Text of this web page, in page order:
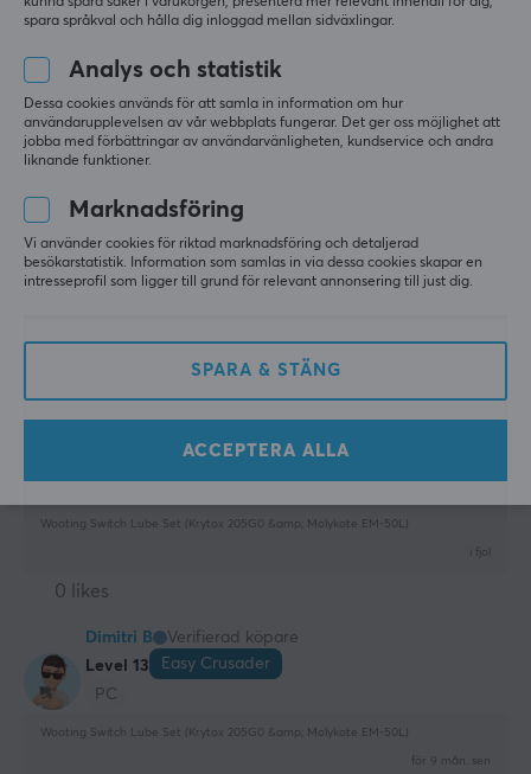
Visa original
1 like
Marjaana S
PC
Bara Krytox räcker
Enligt min åsikt var fettet avsett för stabilisatorerna
för stabilisatorerna än Molykote.
Molykote var enligt min mening för tjockt och
Wooting Switch Lube Set (Krytox 205G0 &amp; Molykote EM-50L)
0 likes
Dimitri B
Verifierad köpare
Level 13
Easy Crusader
PC
Wooting Switch Lube Set (Krytox 205G0 &amp; Molykote EM-50L)
för 9 mån. sen
spara språkval och hålla dig inloggad mellan sidväxlingar.
Analys och statistik
Dessa cookies används för att samla in information om hur
användarupplevelsen av vår webbplats fungerar. Det ger oss möjlighet att
jobba med förbättringar av användarvänligheten, kundservice och andra
liknande funktioner.
Marknadsföring
Vi använder cookies för riktad marknadsföring och detaljerad
besökarstatistik. Information som samlas in via dessa cookies skapar en
intresseprofil som ligger till grund för relevant annonsering till just dig.
SPARA & STÄNG
ACCEPTERA ALLA